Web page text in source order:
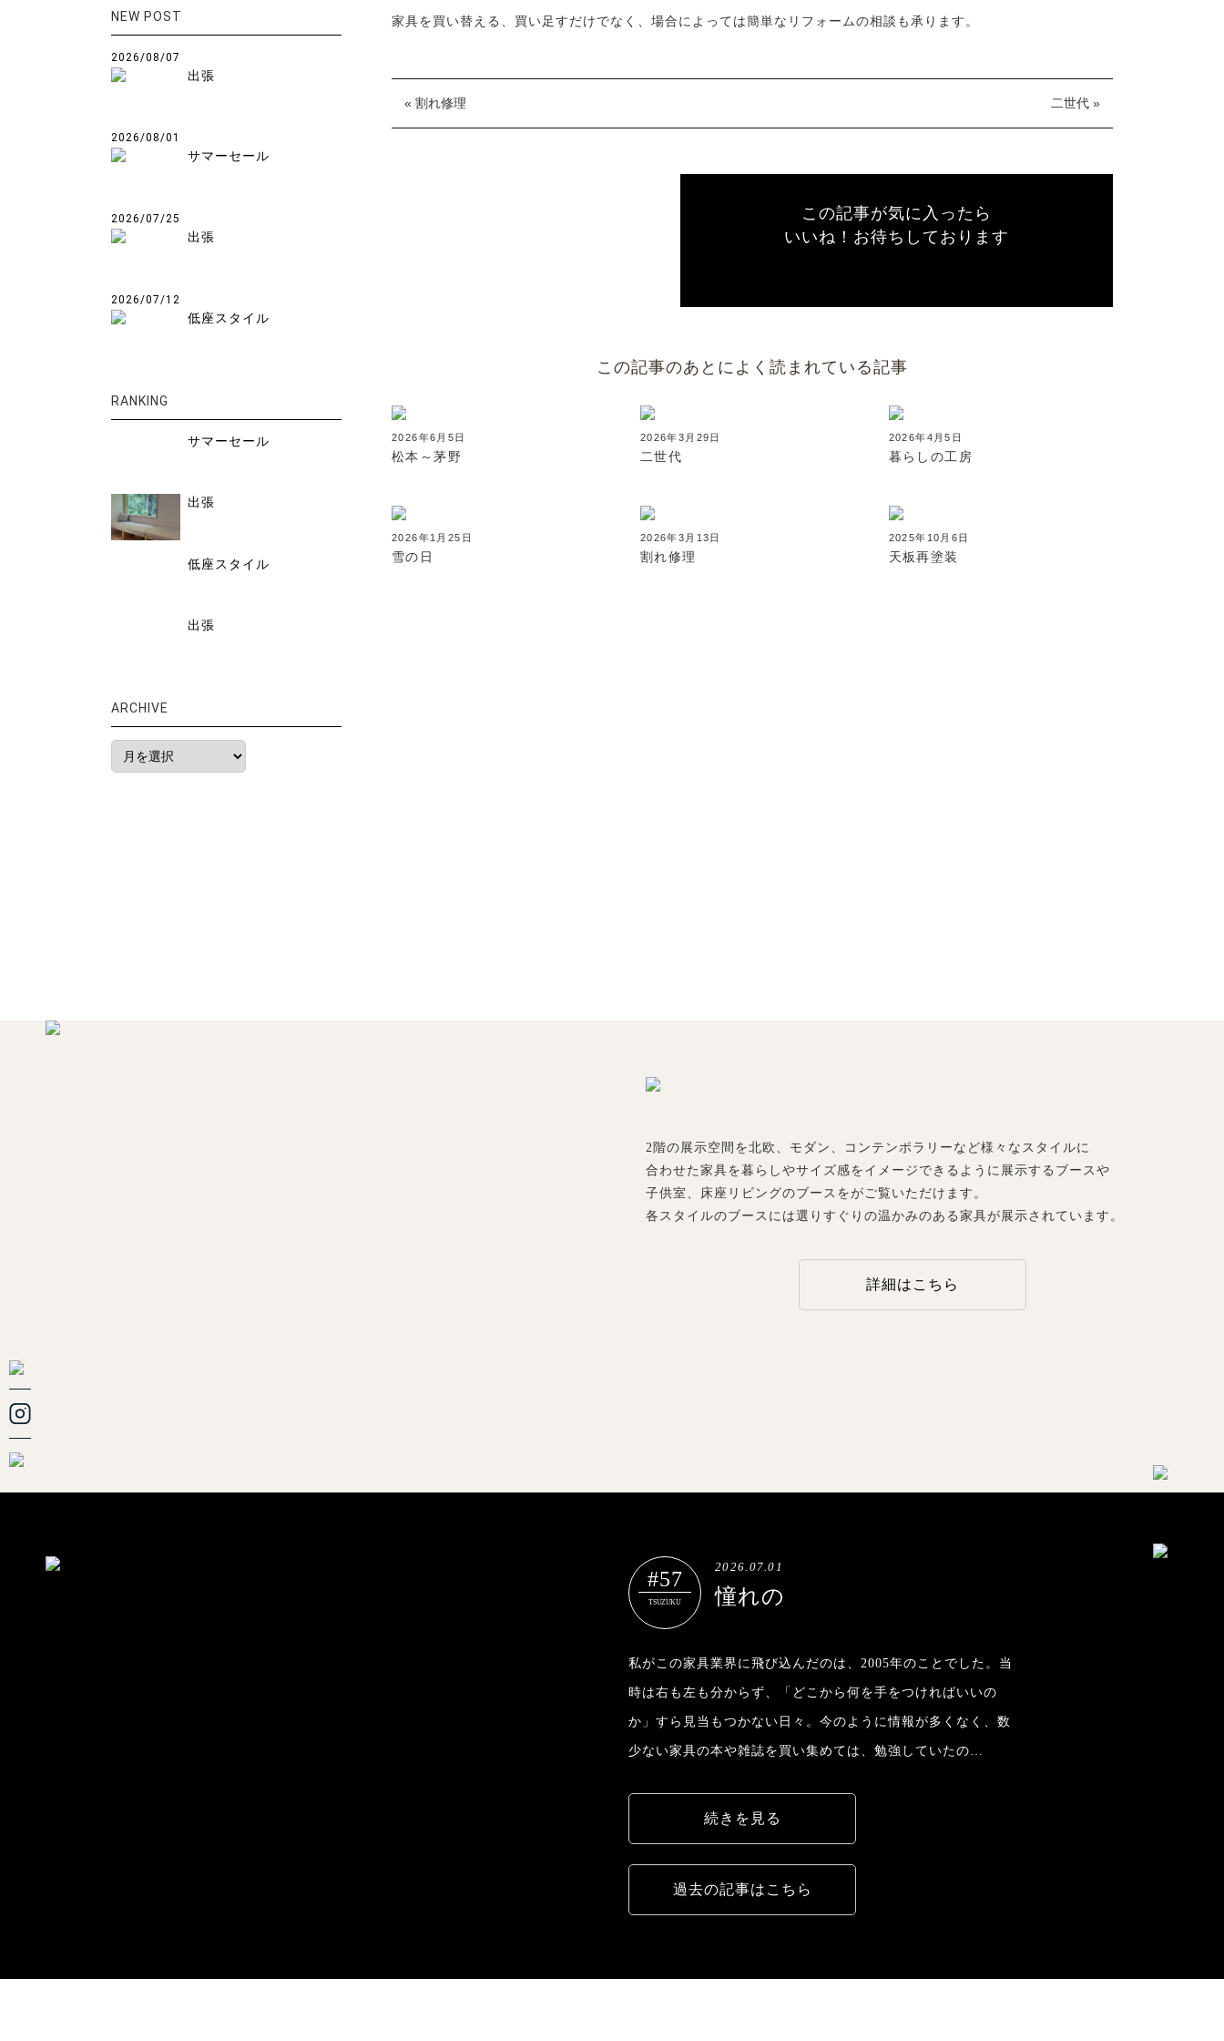
家具を買い替える、買い足すだけでなく、場合によっては簡単なリフォームの相談も承ります。
« 割れ修理 二世代 »
この記事が気に入ったら
いいね！お待ちしております
この記事のあとによく読まれている記事
2026年6月5日
松本～茅野
2026年3月29日
二世代
2026年4月5日
暮らしの工房
2026年1月25日
雪の日
2026年3月13日
割れ修理
2025年10月6日
天板再塗装
NEW POST
2026/08/07
出張
2026/08/01
サマーセール
2026/07/25
出張
2026/07/12
低座スタイル
RANKING
サマーセール
出張
低座スタイル
出張
ARCHIVE
2階の展示空間を北欧、モダン、コンテンポラリーなど様々なスタイルに
合わせた家具を暮らしやサイズ感をイメージできるように展示するブースや
子供室、床座リビングのブースをがご覧いただけます。
各スタイルのブースには選りすぐりの温かみのある家具が展示されています。
詳細はこちら
#57
TSUZUKU
2026.07.01
憧れの
私がこの家具業界に飛び込んだのは、2005年のことでした。当
時は右も左も分からず、「どこから何を手をつければいいの
か」すら見当もつかない日々。今のように情報が多くなく、数
少ない家具の本や雑誌を買い集めては、勉強していたの…
続きを見る
過去の記事はこちら